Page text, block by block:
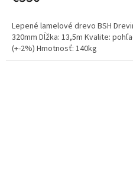
Lepené lamelové drevo BSH
320mm Dĺžka: 13,5m Kvalite:
(+-2%) Hmotnosť: 140kg